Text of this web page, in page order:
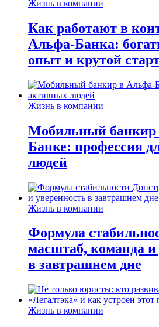
Жизнь в компании
Как работают в
Альфа-Банка:
опыт и крутой
Жизнь в компании
Мобильный
Банке: профессия
людей
Жизнь в компании
Формула
масштаб, команда и
в завтрашнем дне
Жизнь в компании